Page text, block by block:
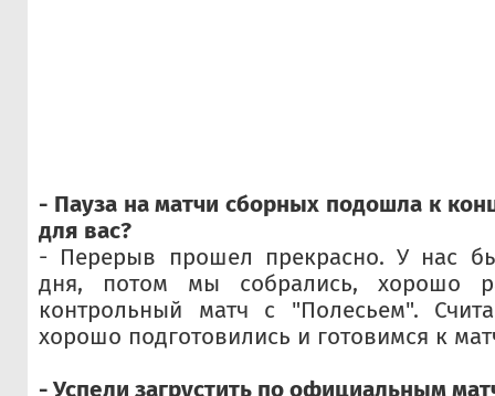
- Пауза на матчи сборных подошла к
для вас?
- Перерыв прошел прекрасно. У нас
дня, потом мы собрались, хорошо
контрольный матч с "Полесьем".
хорошо подготовились и готовимся к
- Успели загрустить по официальным